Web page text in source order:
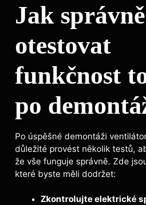
Jak správně
otestovat
funkčnost
po
Po úspěšné demontáži
důležité provést několik testů,
že vše funguje správně. Zde
které byste měli dodržet:
Zkontrolujte elektrické